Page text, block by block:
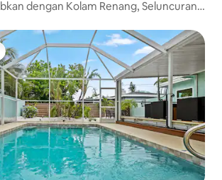
dengan Kolam Renang, Seluncuran